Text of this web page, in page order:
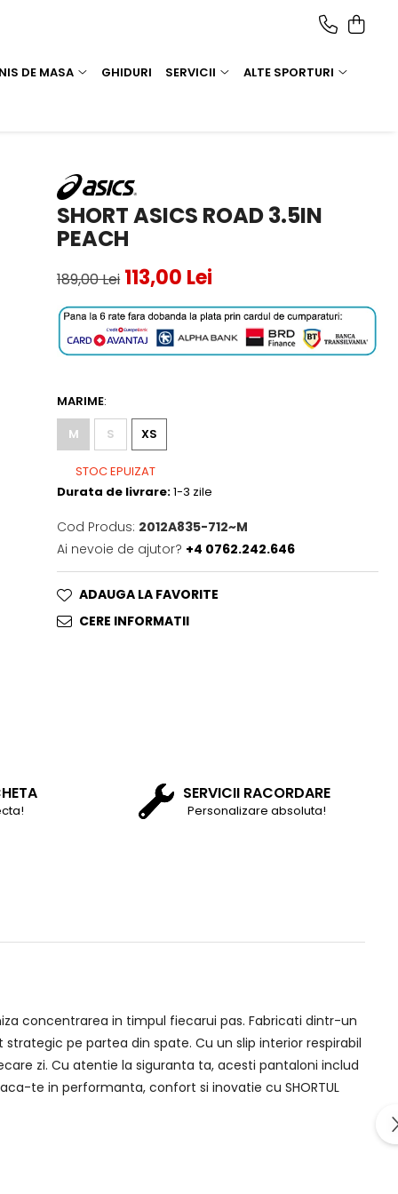
DE MASA GHIDURI SERVICII ALTE SPORTURI
SHORT ASICS ROAD 3.5IN
PEACH
189,00 Lei 113,00 Lei
MARIME:
M
S XS
STOC EPUIZAT
Durata de livrare:1-3 zile
Cod Produs: 2012A835-712~M
Ai nevoie de ajutor? +4 0762.242.646
ADAUGA LA FAVORITE
CERE INFORMATII
SERVICII RACORDARE
Personalizare absoluta!
concentrarea in timpul fiecarui pas. Fabricati dintr-un
pe partea din spate. Cu un slip interior respirabil
zi. Cu atentie la siguranta ta, acesti pantaloni includ
te in performanta, confort si inovatie cu SHORTUL